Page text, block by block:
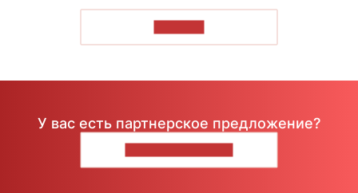
У вас есть партнерское предложение?